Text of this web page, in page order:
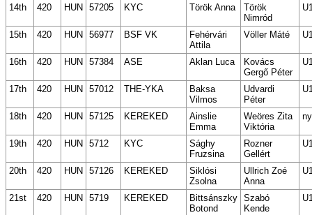
14th 420 HUN 57205 KYC Török Anna
Török
Nimród
15th 420 HUN 56977 BSF VK
Fehérvári
Attila
Völler Máté
16th 420 HUN 57384 ASE Aklan Luca
Kovács
Gergő Péter
17th 420 HUN 57012 THE-YKA
Baksa
Vilmos
Udvardi
Péter
18th 420 HUN 57125 KEREKED
Ainslie
Emma
Weöres Zita
Viktória
19th 420 HUN 5712 KYC
Sághy
Fruzsina
Rozner
Gellért
20th 420 HUN 57126 KEREKED
Siklósi
Zsolna
Ullrich Zoé
Anna
21st 420 HUN 5719 KEREKED
Bittsánszky
Botond
Szabó
Kende